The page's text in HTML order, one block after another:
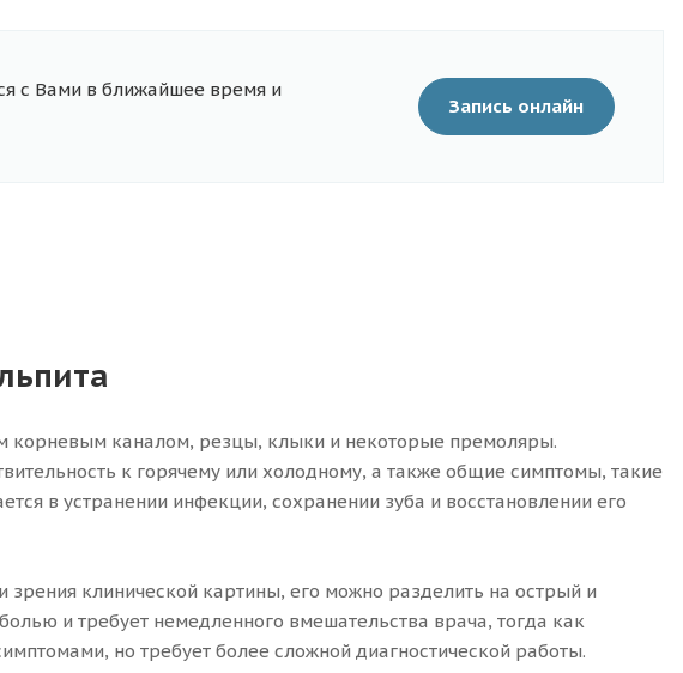
с Вами в ближайшее время и
Запись онлайн
корневым каналом, резцы, клыки и некоторые премоляры.
к горячему или холодному, а также общие симптомы, такие
в устранении инфекции, сохранении зуба и восстановлении его
зрения клинической картины, его можно разделить на острый и
и требует немедленного вмешательства врача, тогда как
но требует более сложной диагностической работы.